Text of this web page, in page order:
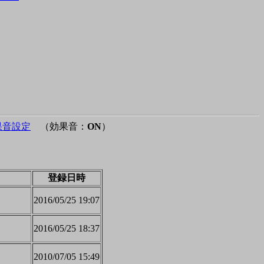
設定 （効果音： ON）
登録日時
2016/05/25 19:07
2016/05/25 18:37
2010/07/05 15:49